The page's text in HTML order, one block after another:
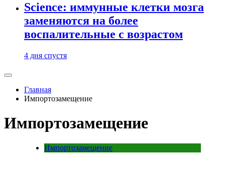
Science: иммунные клетки мозга
заменяются на более
воспалительные с возрастом
4 дня спустя
Главная
Импортозамещение
Импортозамещение
Импортозамещение